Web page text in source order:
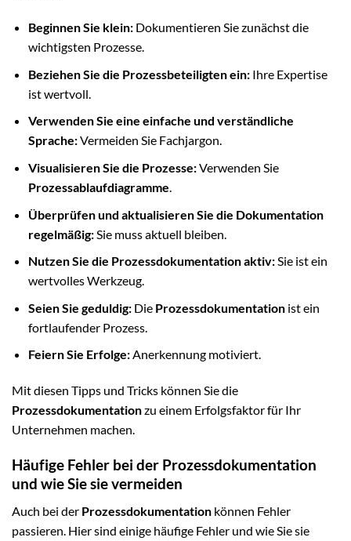
Beginnen Sie klein:Dokumentieren Sie zunächst die
wichtigsten Prozesse.
Beziehen Sie die Prozessbeteiligten ein:Ihre Expertise
ist wertvoll.
Verwenden Sie eine einfache und verständliche
Sprache:Vermeiden Sie Fachjargon.
Visualisieren Sie die Prozesse:Verwenden Sie
Prozessablaufdiagramme.
Überprüfen und aktualisieren Sie die Dokumentation
regelmäßig:Sie muss aktuell bleiben.
Nutzen Sie die Prozessdokumentationaktiv:Sie ist ein
wertvolles Werkzeug.
Seien Sie geduldig:Die Prozessdokumentationist ein
fortlaufender Prozess.
Feiern Sie Erfolge:Anerkennung motiviert.
Mit diesen Tipps und Tricks können Sie die
Prozessdokumentationzu einem Erfolgsfaktor für Ihr
Unternehmen machen.
Häufige Fehler bei der Prozessdokumentation
und wie Sie sie vermeiden
Auch bei der Prozessdokumentation können Fehler
passieren. Hier sind einige häufige Fehler und wie Sie sie